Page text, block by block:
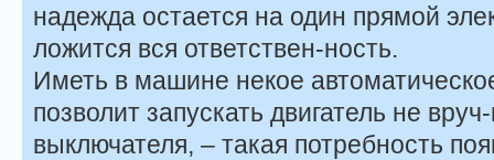
надежда остается на один прямой
ложится вся ответствен-ность.
Иметь в машине некое
позволит запускать двигатель не
выключателя, – такая потребность